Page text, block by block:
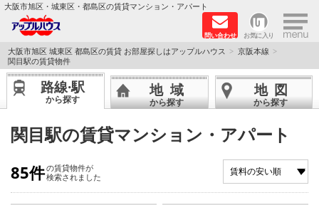
大阪市旭区・城東区・都島区の賃貸マンション・アパート
問い合わせ お気に入り ×
TOPページ
シャーメゾン
地図から探す
大阪市旭区 城東区 都島区の賃貸 お部屋探しはアップルハウス
京阪本線
関目駅の賃貸物件
路線·駅
から探す
地域
から探す
地図
から探す
関目駅の賃貸マンション・アパート
85件の賃貸物件が
検索されました